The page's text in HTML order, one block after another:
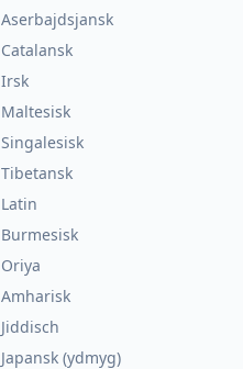
Aserbajdsjansk
Catalansk
Irsk
Maltesisk
Singalesisk
Tibetansk
Latin
Burmesisk
Oriya
Amharisk
Jiddisch
Japansk (ydmyg)